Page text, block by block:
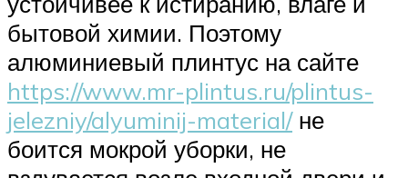
бытовой химии. Поэтому
алюминиевый плинтус на сайте
https://www.mr-plintus.ru/plintus-
jelezniy/alyuminij-material/не
боится мокрой уборки, не